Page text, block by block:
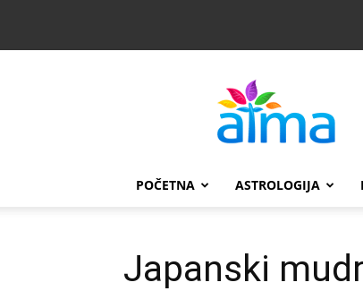
POČETNA ASTROLOGIJA
Japanski